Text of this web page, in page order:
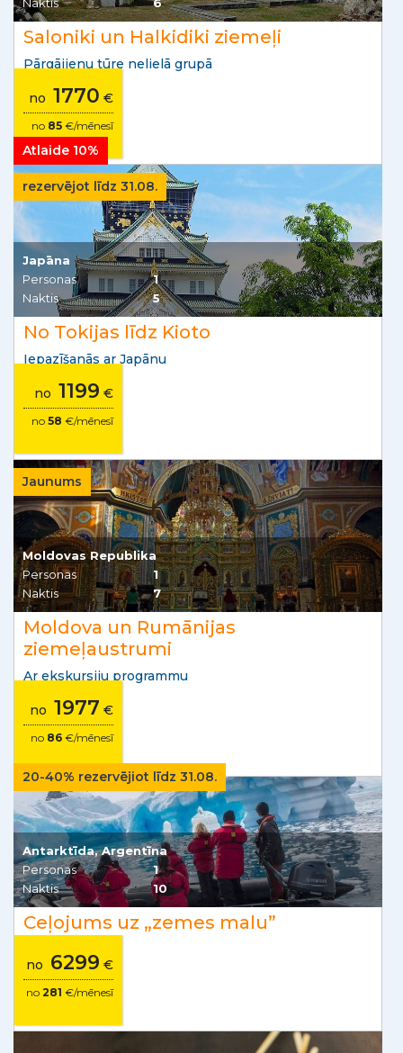
Saloniki un Halkidiki ziemeļi
Pārgājienu tūre nelielā grupā
no 1770 €
no 85 €/mēnesī
Atlaide 10%
rezervējot līdz 31.08.
Japāna
Personas
1
Naktis
5
No Tokijas līdz Kioto
Iepazīšanās ar Japānu
no 1199 €
no 58 €/mēnesī
Jaunums
Moldovas Republika
Personas
1
Naktis
7
Moldova un Rumānijas
ziemeļaustrumi
Ar ekskursiju programmu
no 1977 €
no 86 €/mēnesī
20-40% rezervējiot līdz 31.08.
Antarktīda, Argentīna
Personas
1
Naktis
10
Ceļojums uz „zemes malu”
no 6299 €
no 281 €/mēnesī